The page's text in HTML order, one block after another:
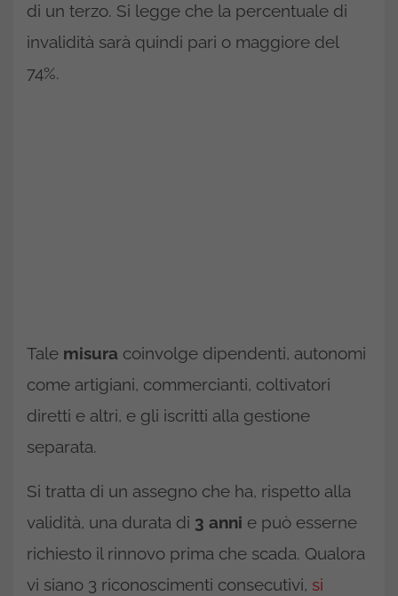
di un terzo. Si legge che la percentuale di
invalidità sarà quindi pari o maggiore del
74%.
Tale misura coinvolge dipendenti, autonomi
come artigiani, commercianti, coltivatori
diretti e altri, e gli iscritti alla gestione
separata.
Si tratta di un assegno che ha, rispetto alla
validità, una durata di 3 anni e può esserne
richiesto il rinnovo prima che scada. Qualora
vi siano 3 riconoscimenti consecutivi, si